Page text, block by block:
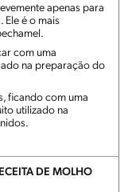
apenas para
Ele é o mais
com uma
na preparação do
ficando com uma
utilizado na
DE MOLHO